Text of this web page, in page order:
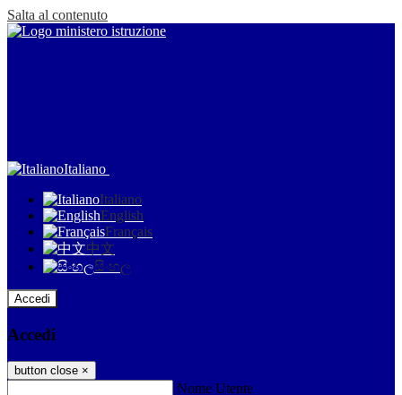
Salta al contenuto
Italiano
Italiano
English
Français
中文
සිංහල
Accedi
Accedi
button close ×
Nome Utente